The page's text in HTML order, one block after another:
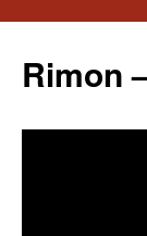
contenu
Rimon